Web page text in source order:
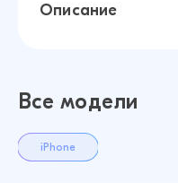
Описание
Все модели
iPhone